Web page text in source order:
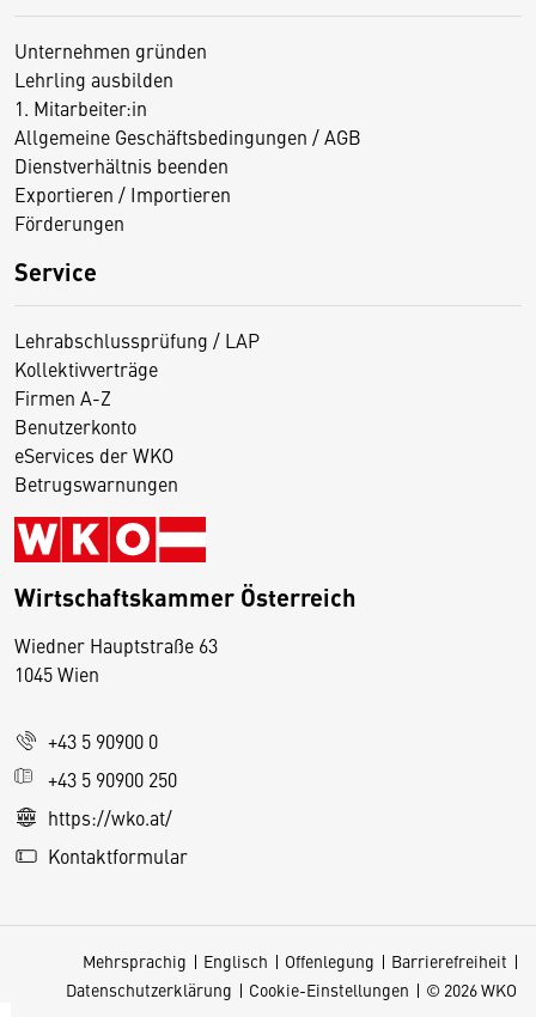
Unternehmen gründen
Lehrling ausbilden
1. Mitarbeiter:in
Allgemeine Geschäftsbedingungen / AGB
Dienstverhältnis beenden
Exportieren / Importieren
Förderungen
Service
Lehrabschlussprüfung / LAP
Kollektivverträge
Firmen A-Z
Benutzerkonto
eServices der WKO
Betrugswarnungen
Wirtschaftskammer Österreich
Wiedner Hauptstraße 63
1045 Wien
+43 5 90900 0
+43 5 90900 250
https://wko.at/
Kontaktformular
Mehrsprachig Englisch Offenlegung
Barrierefreiheit
Datenschutzerklärung
Cookie-Einstellungen © 2026 WKO
D
s
e
S
e